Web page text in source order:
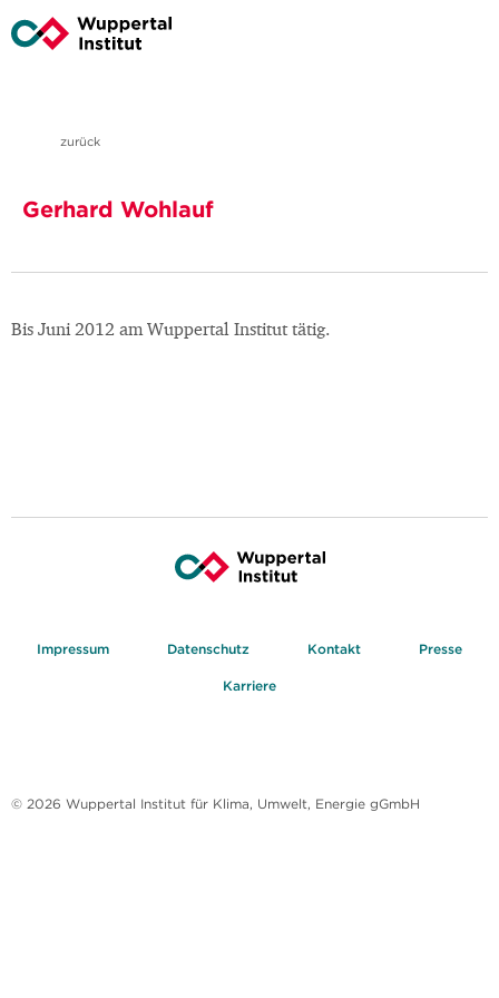
zurück
Gerhard Wohlauf
Bis Juni 2012 am Wuppertal Institut tätig.
Impressum Datenschutz Kontakt Presse
Karriere
© 2026 Wuppertal Institut für Klima, Umwelt, Energie gGmbH